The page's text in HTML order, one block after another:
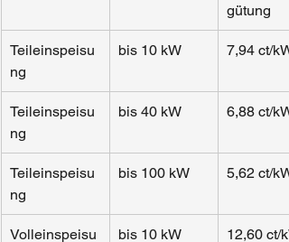
gütung
Teileinspeisu
ng
bis 10 kW 7,94 ct/
Teileinspeisu
ng
bis 40 kW 6,88 ct/
Teileinspeisu
ng
bis 100 kW 5,62 ct/
Volleinspeisu bis 10 kW 12,60 ct/